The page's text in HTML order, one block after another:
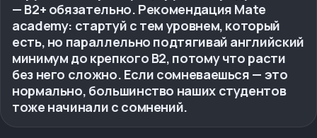
— B2+ обязательно. Рекомендация Mate
academy: стартуй с тем уровнем, который
есть, но параллельно подтягивай английский
минимум до крепкого B2, потому что расти
без него сложно. Если сомневаешься — это
нормально, большинство наших студентов
тоже начинали с сомнений.